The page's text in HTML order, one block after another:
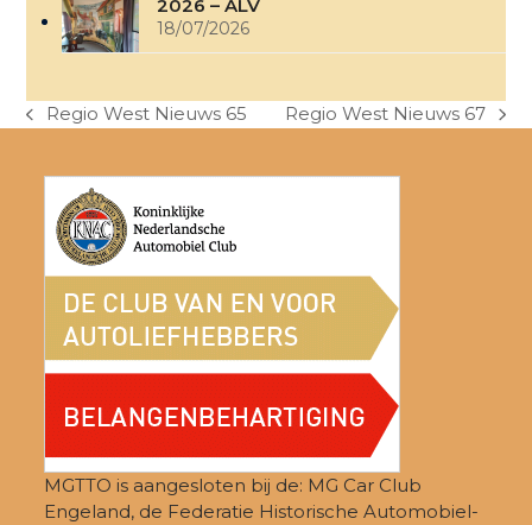
2026 – ALV
18/07/2026
previous
Regio West Nieuws 65
next
Regio West Nieuws 67
MGTTO is aangesloten bij de: MG Car Club
Engeland, de Federatie Historische Automobiel-